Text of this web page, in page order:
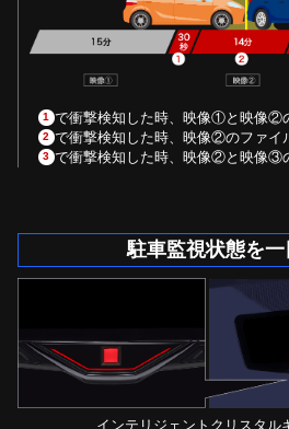
1 で衝撃検知した時、映像①と映像②
2 で衝撃検知した時、映像②のファイ
3 で衝撃検知した時、映像②と映像③
駐車監視状態を一
インテリジェントクリスタル